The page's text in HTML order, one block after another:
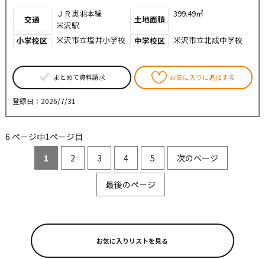
交通
ＪＲ奥羽本線
米沢駅
土地面積
399.49㎡
小学校区 米沢市立塩井小学校 中学校区 米沢市立北成中学校
まとめて資料請求 お気に入りに追加する
登録日：2026/7/31
6 ページ中1ページ目
1
2 3 4 5 次のページ
最後のページ
お気に入りリストを見る